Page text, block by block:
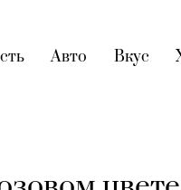
(current)
Авто (current)
Вкус